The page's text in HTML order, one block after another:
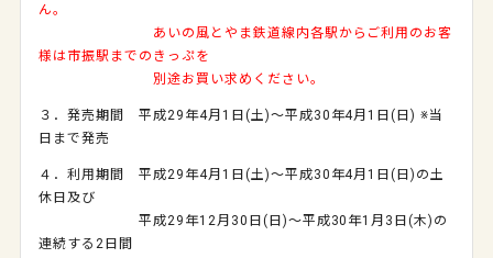
ん。
あいの風とやま鉄道線内各駅からご利用のお客
様は市振駅までのきっぷを
別途お買い求めください。
３．発売期間 平成29 年4月 1 日 (土)～平成30 年4月 1 日 ( 日)※当
日まで発売
４．利用期間 平成29 年4月 1 日 (土)～平成30 年4月 1 日 ( 日) の土
休日及び
平成29 年12月 30 日 ( 日 )～平成30 年1 月 3 日 (木) の
連続する2 日間